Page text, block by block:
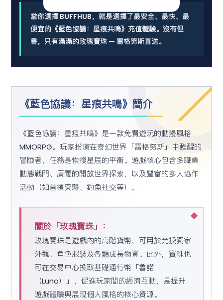
當你選擇 BUFFHUB，就是選擇了最安全、最快、最
便宜的《藍色協議：星痕共鳴》充值體驗。沒有但
書，只有滿滿的玫瑰寶珠 — 雷格努斯直送。
《藍色協議：星痕共鳴》簡介
《藍色協議：星痕共鳴》是一款免費遊玩的動漫風格
MMORPG。玩家扮演在奇幻世界「雷格努斯」中甦醒的
冒險者，任務是恢復星辰的平衡。遊戲核心包含多職業
動態戰鬥、廣闊的開放世界探索，以及豐富的多人協作
活動（如首領突襲、釣魚社交等）。
關於「玫瑰寶珠」：
玫瑰寶珠是遊戲內的高階貨幣，可用於兌換獨家
外觀、角色服裝及各類成長物資。此外，寶珠也
可在交易中心換取基礎通行幣「魯諾
（Luno）」，促進玩家間的經濟互動，是提升
遊戲體驗與展现個人風格的核心資源。